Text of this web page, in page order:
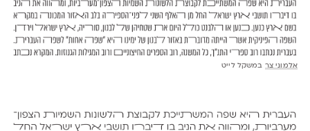
אלמוני צר במשקל לייט